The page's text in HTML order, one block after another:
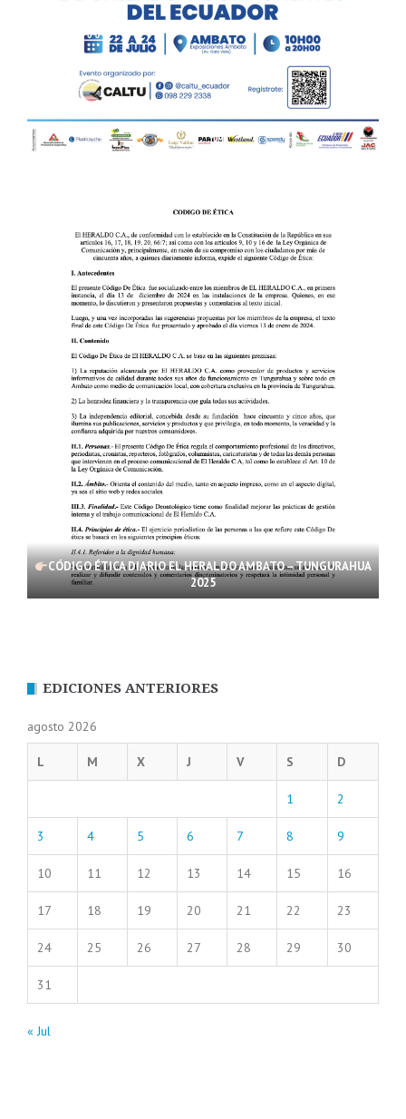
CÓDIGO ÉTICA DIARIO EL HERALDO AMBATO – TUNGURAHUA
2025
EDICIONES ANTERIORES
agosto 2026
L M X J V S D
1 2
3 4 5 6 7 8 9
10 11 12 13 14 15 16
17 18 19 20 21 22 23
24 25 26 27 28 29 30
31
« Jul